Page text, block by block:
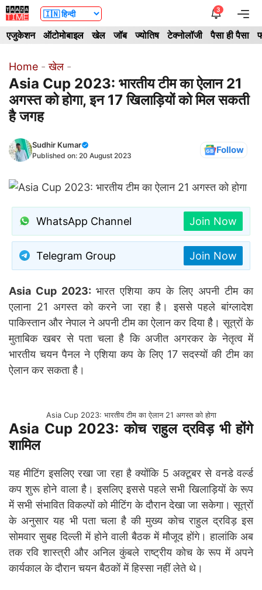
Skip
to
content
3
एजुकेशन ऑटोमोबाइल खेल जॉब ज्योतिष टेक्नोलॉजी पैसा ही पैसा
Home -खेल -
Asia Cup 2023: भारतीय टीम का ऐलान 21
अगस्त को होगा, इन 17 खिलाड़ियों को मिल सकती
है जगह
Sudhir Kumar
Published on: 20 August 2023 Follow
WhatsApp Channel Join Now
Telegram Group Join Now
Asia Cup 2023:भारत एशिया कप के लिए अपनी टीम का
एलाना 21 अगस्त को करने जा रहा है। इससे पहले बांग्लादेश
पाकिस्तान और नेपाल ने अपनी टीम का ऐलान कर दिया हैै। सूत्रों के
मुताबिक खबर से पता चला है कि अजीत अगरकर के नेतृत्व में
भारतीय चयन पैनल ने एशिया कप के लिए 17 सदस्यों की टीम का
ऐलान कर सकता है।
Asia Cup 2023: भारतीय टीम का ऐलान 21 अगस्त को होगा
Asia Cup 2023:कोच राहुल द्रविड़ भी होंगे
शामिल
यह मीटिंग इसलिए रखा जा रहा है क्योंकि 5 अक्टूबर से वनडे वर्ल्ड
कप शुरू होने वाला है। इसलिए इससे पहले सभी खिलाड़ियों के रूप
में सभी संभावित विकल्पों को मीटिंग के दौरान देखा जा सकेगा। सूत्रों
के अनुसार यह भी पता चला है की मुख्य कोच राहुल द्रविड़ इस
सोमवार सुबह दिल्ली में होने वाली बैठक में मौजूद होंगे। हालांकि अब
तक रवि शास्त्री और अनिल कुंबले राष्ट्रीय कोच के रूप में अपने
कार्यकाल के दौरान चयन बैठकों में हिस्सा नहीं लेते थे।